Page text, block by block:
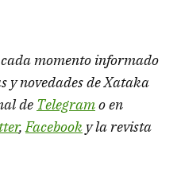
momento informado
y novedades de Xataka
de Telegramo en
,Facebook y la revista